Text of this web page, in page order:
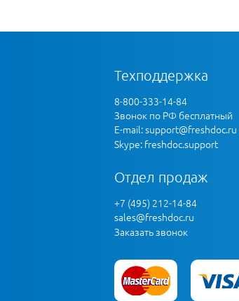
Техподдержка
8-800-333-14-84
Звонок по РФ бесплатный
E-mail:support@freshdoc.ru
Skype: freshdoc.support
Отдел продаж
+7 (495) 212-14-84
sales@freshdoc.ru
Заказать звонок